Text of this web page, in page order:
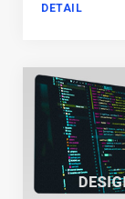
DETAIL